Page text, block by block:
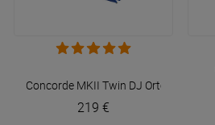
Concorde MKII Twin DJ Ortofon
219 €